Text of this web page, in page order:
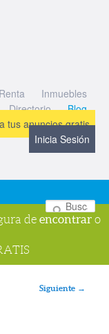
Renta
Inmuebles
Directorio
Blog
tus anuncios gratis
Inicia Sesión
de encontrar o
Siguiente →